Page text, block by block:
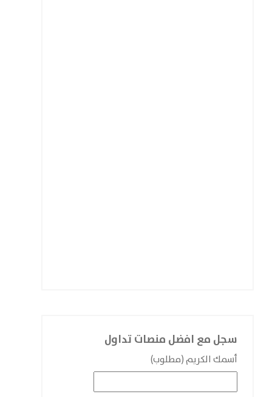
سجل مع افضل منصات تداول
أسمك الكريم (مطلوب)